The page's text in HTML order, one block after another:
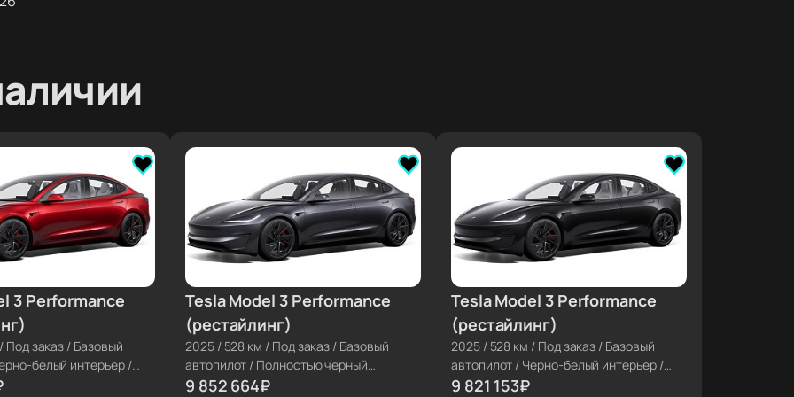
3 Performance
/ Под заказ / Базовый
белый интерьер/
Tesla Model 3 Performance
(рестайлинг)
2025/ 528 км / Под заказ / Базовый
автопилот / Полностью черный
интерьер/Диски 20''
9 852 664₽
≈ €99 742
Tesla Model 3 Performance
(рестайлинг)
2025/ 528 км / Под заказ / Базовый
автопилот / Черно-белый интерьер/
Диски 20''
9 821 153₽
≈ €99 423